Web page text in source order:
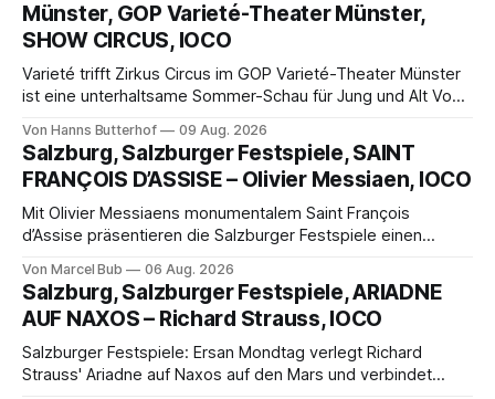
Münster, GOP Varieté-Theater Münster,
SHOW CIRCUS, IOCO
Varieté trifft Zirkus Circus im GOP Varieté-Theater Münster
ist eine unterhaltsame Sommer-Schau für Jung und Alt Von
Münster der Vorhang zur neuen Show Circus hebt, erkundet
wohl auch eine junge Frau, wie es ist, wenn der Zirkus ins
Varieté kommt.
Von Hanns Butterhof 09 Aug. 2026
Salzburg, Salzburger Festspiele, SAINT
FRANÇOIS D’ASSISE – Olivier Messiaen, IOCO
Mit Olivier Messiaens monumentalem Saint François
d’Assise präsentieren die Salzburger Festspiele einen
eine bildgewaltige Inszenierung, Maxime Pascal entfaltet
die komplexe Partitur eindrucksvoll, Philippe Sly berührt als
Franziskus.
Von Marcel Bub 06 Aug. 2026
Salzburg, Salzburger Festspiele, ARIADNE
AUF NAXOS – Richard Strauss, IOCO
Salzburger Festspiele: Ersan Mondtag verlegt Richard
Strauss' Ariadne auf Naxos auf den Mars und verbindet